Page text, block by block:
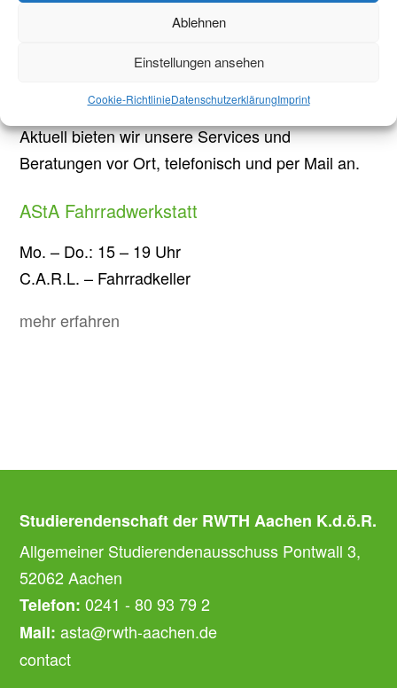
Ablehnen
Einstellungen ansehen
Cookie-RichtlinieDatenschutzerklärungImprint
52062 Aachen
Aktuell bieten wir unsere Services und
Beratungen vor Ort, telefonisch und per Mail an.
AStA Fahrradwerkstatt
Mo. – Do.: 15 – 19 Uhr
C.A.R.L. – Fahrradkeller
mehr erfahren
Studierendenschaft der RWTH Aachen K.d.ö.R.
Allgemeiner Studierendenausschuss Pontwall 3,
52062 Aachen
Telefon: 0241 - 80 93 79 2
Mail: asta@rwth-aachen.de
contact